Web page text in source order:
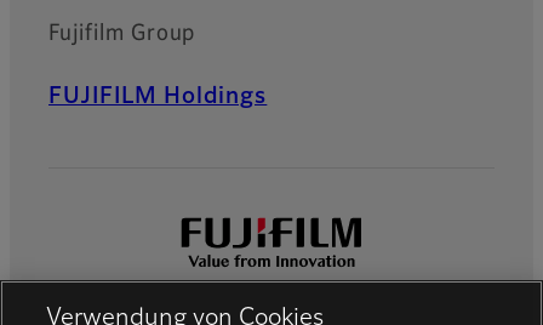
Fujifilm Group
FUJIFILM Holdings
Verwendung von Cookies